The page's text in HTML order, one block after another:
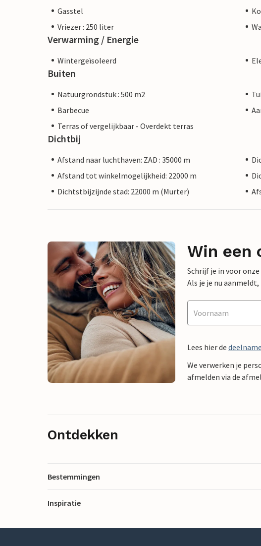
Gasstel
Vriezer : 250 liter
Verwarming / Energie
Wintergeïsoleerd
Buiten
Natuurgrondstuk : 500 m2
Barbecue
Terras of vergelijkbaar - Overdekt terras
Dichtbij
Afstand naar luchthaven: ZAD : 35000 m
Afstand tot winkelmogelijkheid: 22000 m
Dichtstbijzijnde stad: 22000 m (Murter)
Win een
Schrijf je in voor
Als je je nu
Lees hier de
We verwerken je
afmelden via de
Ontdekken
Bestemmingen
Inspiratie